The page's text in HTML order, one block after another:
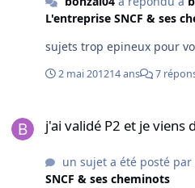
L'entreprise SNCF & ses
sujets trop epineux pour
2 mai 201214 ans 7
j'ai validé P2 et je viens
un sujet a été posté par
SNCF & ses cheminots